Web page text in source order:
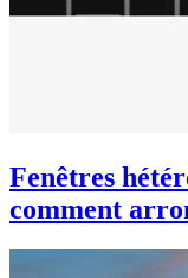
Fenêtres
comment